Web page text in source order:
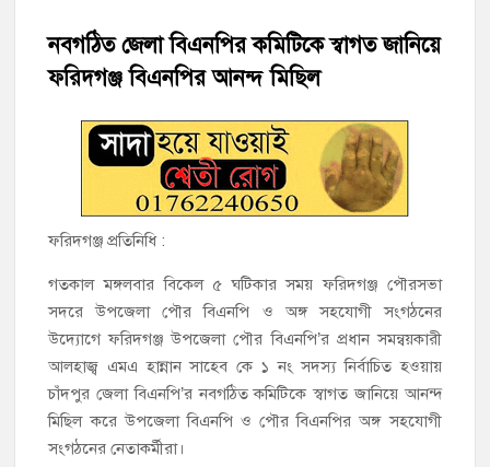
চেক বিতরণ
শহীদকে স্মরণ
হাজীগঞ্জের যুবধারা সমবায় ক্ষুদ্রঋণ পুনরায় চালু করে মানুষের আমানতের
টাকা পরিশোধ করা হবে
গণঅভ্যুত্থান দিবসে ফরিদগঞ্জ মাদ্রাসা মাঠে বিএনপির গণসমাবেশ
হাজীগঞ্জের ২নং দক্ষিণ পশ্চিম রাজারগাঁও সপ্রাবিতে মা সমাবেশ ও
পরিচিতি সভা
চাঁদপুর জেলা জিয়া সাইবার ফোর্সের সভাপতি হাজীগঞ্জের কৃতী সন্তান
নবগঠিত জেলা বিএনপির কমিটিকে স্বাগত জানিয়ে
ফরিদগঞ্জ বিএনপির আনন্দ মিছিল
ফরিদগঞ্জ প্রতিনিধি :
গতকাল মঙ্গলবার বিকেল ৫ ঘটিকার সময় ফরিদগঞ্জ পৌরসভা
সদরে উপজেলা পৌর বিএনপি ও অঙ্গ সহযোগী সংগঠনের
উদ্যােগে ফরিদগঞ্জ উপজেলা পৌর বিএনপি’র প্রধান সমন্বয়কারী
আলহাজ্ব এমএ হান্নান সাহেব কে ১ নং সদস্য নির্বাচিত হওয়ায়
চাঁদপুর জেলা বিএনপি’র নবগঠিত কমিটিকে স্বাগত জানিয়ে আনন্দ
মিছিল করে উপজেলা বিএনপি ও পৌর বিএনপির অঙ্গ সহযোগী
সংগঠনের নেতাকর্মীরা।